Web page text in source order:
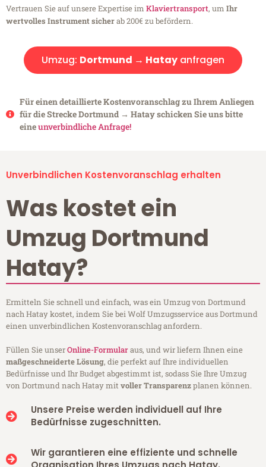
Vertrauen Sie auf unsere Expertise im Klaviertransport, um Ihr
wertvolles Instrument sicherab 200€ zu befördern.
Umzug: Dortmund → Hatay anfragen
Für einen detaillierte Kostenvoranschlag zu Ihrem Anliegen
für die Strecke Dortmund → Hatay schicken Sie uns bitte
eineunverbindliche Anfrage!
Unverbindlichen Kostenvoranschlag erhalten
Was kostet ein
Umzug Dortmund
Hatay?
Ermitteln Sie schnell und einfach, was ein Umzug von Dortmund
nach Hatay kostet, indem Sie bei Wolf Umzugsservice aus Dortmund
einen unverbindlichen Kostenvoranschlag anfordern.
Füllen Sie unserOnline-Formularaus, und wir liefern Ihnen eine
maßgeschneiderte Lösung, die perfekt auf Ihre individuellen
Bedürfnisse und Ihr Budget abgestimmt ist, sodass Sie Ihre Umzug
von Dortmund nach Hatay mitvoller Transparenzplanen können.
Unsere Preise werden individuell auf Ihre
Bedürfnisse zugeschnitten.
Wir garantieren eine effiziente und schnelle